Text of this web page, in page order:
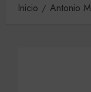
Inicio Antonio